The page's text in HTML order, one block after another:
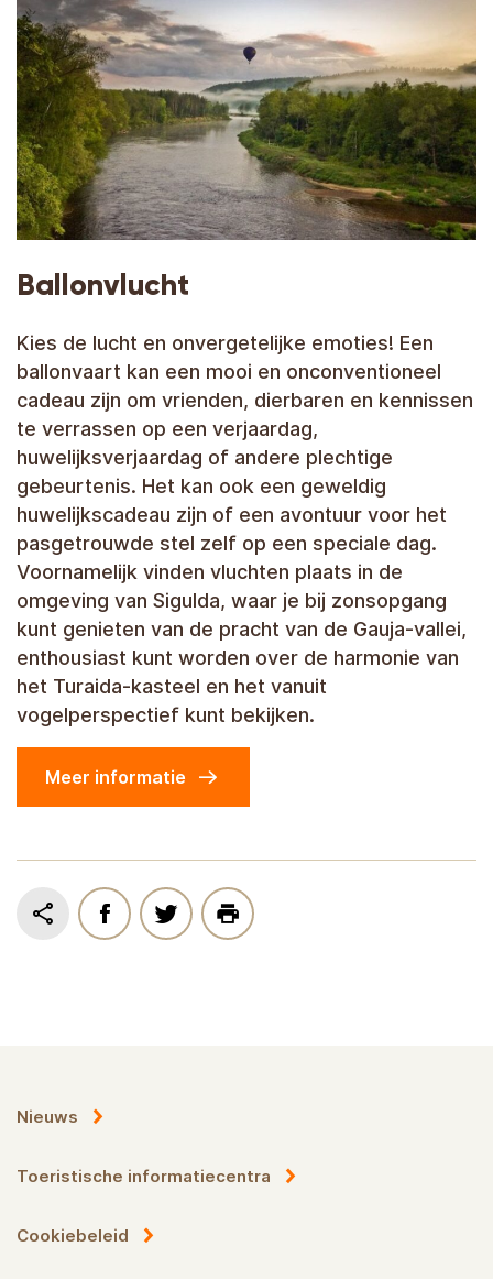
Ballonvlucht
Kies de lucht en onvergetelijke emoties! Een
ballonvaart kan een mooi en onconventioneel
cadeau zijn om vrienden, dierbaren en kennissen
te verrassen op een verjaardag,
huwelijksverjaardag of andere plechtige
gebeurtenis. Het kan ook een geweldig
huwelijkscadeau zijn of een avontuur voor het
pasgetrouwde stel zelf op een speciale dag.
Voornamelijk vinden vluchten plaats in de
omgeving van Sigulda, waar je bij zonsopgang
kunt genieten van de pracht van de Gauja-vallei,
enthousiast kunt worden over de harmonie van
het Turaida-kasteel en het vanuit
vogelperspectief kunt bekijken.
Meer informatie
Nieuws
Toeristische informatiecentra
Cookiebeleid